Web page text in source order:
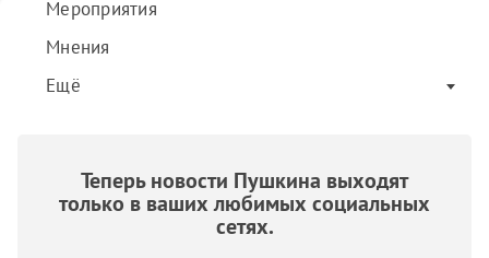
Мероприятия
Мнения
Ещё
Теперь новости Пушкина выходят
только в ваших любимых социальных
сетях.